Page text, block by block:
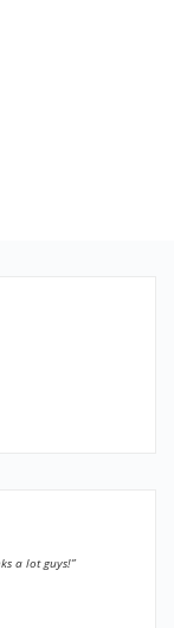
a lot guys!”